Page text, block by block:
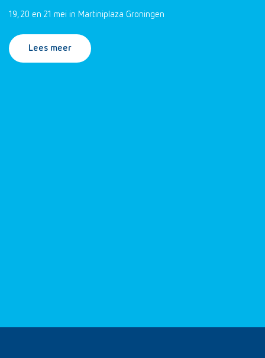
19, 20 en 21 mei in Martiniplaza Groningen
Lees meer